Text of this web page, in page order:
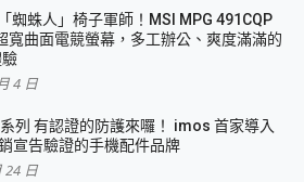
蜘蛛人」椅子軍師！MSI MPG 491CQP
寬曲面電競螢幕，多工辦公、爽度滿滿的
4 日
列 有認證的防護來囉！ imos 首家導入
宣告驗證的手機配件品牌
24 日